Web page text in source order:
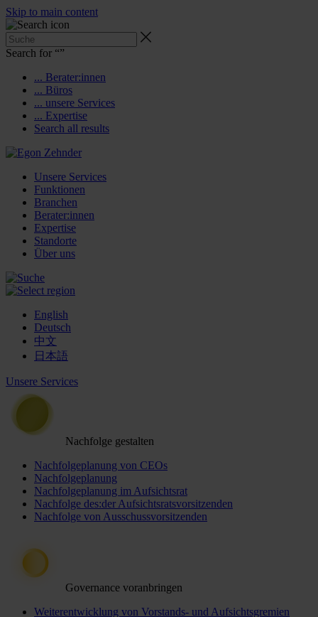
Skip to main content
Search for “”
... Berater:innen
... Büros
... unsere Services
... Expertise
Search all results
Unsere Services
Funktionen
Branchen
Berater:innen
Expertise
Standorte
Über uns
English
Deutsch
中文
日本語
Unsere Services
Nachfolge gestalten
Nachfolgeplanung von CEOs
Nachfolgeplanung
Nachfolgeplanung im Aufsichtsrat
Nachfolge des:der Aufsichtsratsvorsitzenden
Nachfolge von Ausschussvorsitzenden
Governance voranbringen
Weiterentwicklung von Vorstands- und Aufsichtsgremien